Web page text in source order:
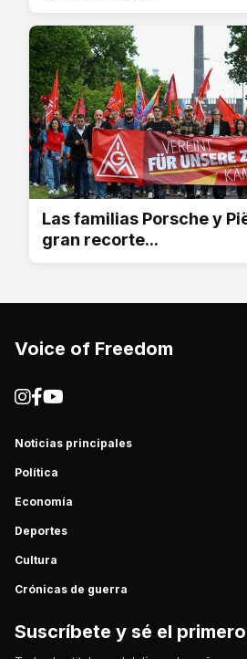
Las familias Porsche y
gran recorte...
Voice of Freedom
Noticias principales
Política
Economía
Deportes
Cultura
Crónicas de guerra
Suscríbete y sé el